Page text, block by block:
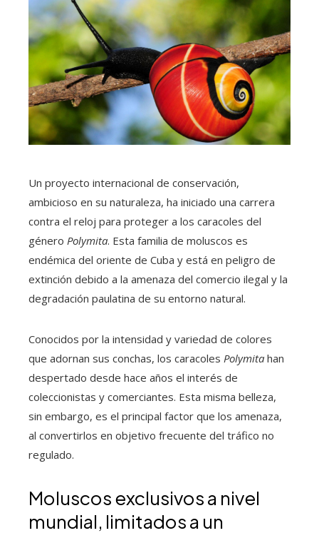
Un proyecto internacional de conservación,
ambicioso en su naturaleza, ha iniciado una carrera
contra el reloj para proteger a los caracoles del
género Polymita. Esta familia de moluscos es
endémica del oriente de Cuba y está en peligro de
extinción debido a la amenaza del comercio ilegal y la
degradación paulatina de su entorno natural.
Conocidos por la intensidad y variedad de colores
que adornan sus conchas, los caracoles Polymita han
despertado desde hace años el interés de
coleccionistas y comerciantes. Esta misma belleza,
sin embargo, es el principal factor que los amenaza,
al convertirlos en objetivo frecuente del tráfico no
regulado.
Moluscos exclusivos a nivel
mundial, limitados a un